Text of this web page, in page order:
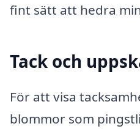
fint sätt att hedra
Tack och
För att visa
blommor som